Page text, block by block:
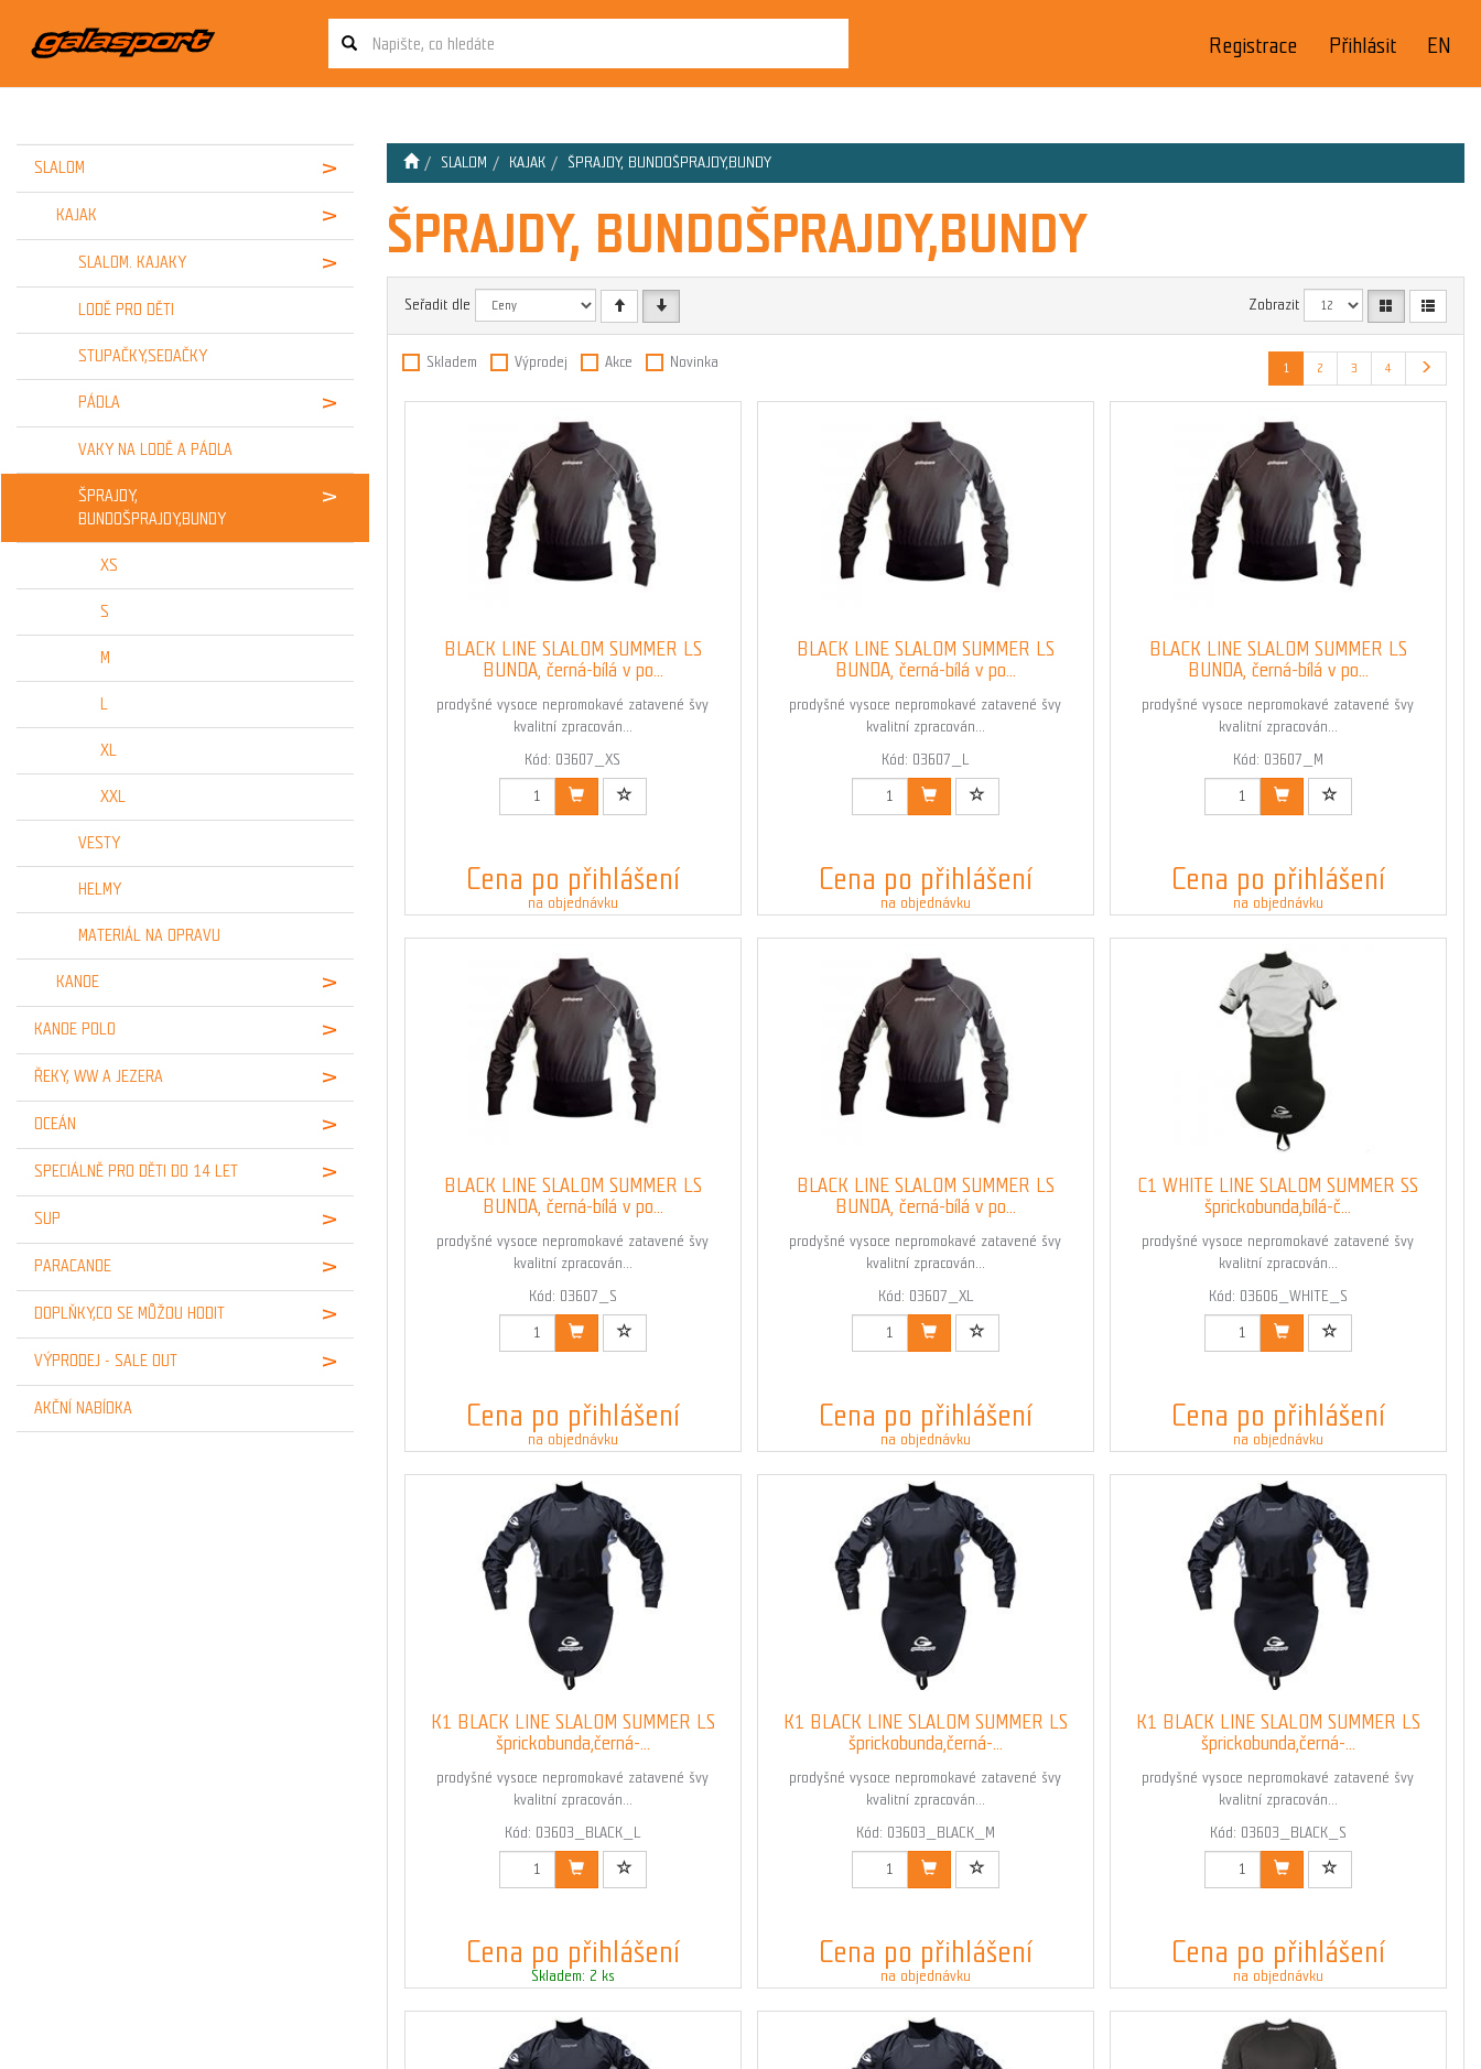
EN
Registrace Přihlásit
SLALOM
KAJAK
SLALOM. KAJAKY
LODĚ PRO DĚTI
STUPAČKY,SEDAČKY
PÁDLA
VAKY NA LODĚ A PÁDLA
ŠPRAJDY,
BUNDOŠPRAJDY,BUNDY
XS
S
M
XL
XXL
VESTY
HELMY
MATERIÁL NA OPRAVU
KANOE
KANOE POLO
ŘEKY, WW A JEZERA
OCEÁN
SPECIÁLNĚ PRO DĚTI DO 14 LET
SUP
PARACANOE
DOPLŇKY,CO SE MŮŽOU HODIT
VÝPRODEJ - SALE OUT
AKČNÍ NABÍDKA
SLALOM KAJAK ŠPRAJDY, BUNDOŠPRAJDY,BUNDY
ŠPRAJDY, BUNDOŠPRAJDY,BUNDY
Seřadit dle Zobrazit
Skladem Výprodej Akce Novinka 1 2 3 4
BLACK LINE SLALOM SUMMER LS
BUNDA, černá-bílá v po...
prodyšné vysoce nepromokavé zatavené švy
kvalitní zpracován...
Kód: 03607_XS
Cena po přihlášení
na objednávku
BLACK LINE SLALOM SUMMER LS
BUNDA, černá-bílá v po...
prodyšné vysoce nepromokavé zatavené švy
kvalitní zpracován...
Kód: 03607_L
Cena po přihlášení
na objednávku
BLACK LINE SLALOM SUMMER LS
BUNDA, černá-bílá v po...
prodyšné vysoce nepromokavé zatavené švy
kvalitní zpracován...
Kód: 03607_M
Cena po přihlášení
na objednávku
BLACK LINE SLALOM SUMMER LS
BUNDA, černá-bílá v po...
prodyšné vysoce nepromokavé zatavené švy
kvalitní zpracován...
Kód: 03607_S
Cena po přihlášení
na objednávku
BLACK LINE SLALOM SUMMER LS
BUNDA, černá-bílá v po...
prodyšné vysoce nepromokavé zatavené švy
kvalitní zpracován...
Kód: 03607_XL
Cena po přihlášení
na objednávku
C1 WHITE LINE SLALOM SUMMER SS
šprickobunda,bílá-č...
prodyšné vysoce nepromokavé zatavené švy
kvalitní zpracován...
Kód: 03606_WHITE_S
Cena po přihlášení
na objednávku
K1 BLACK LINE SLALOM SUMMER LS
šprickobunda,černá-...
prodyšné vysoce nepromokavé zatavené švy
kvalitní zpracován...
Kód: 03603_BLACK_L
Cena po přihlášení
Skladem: 2 ks
K1 BLACK LINE SLALOM SUMMER LS
šprickobunda,černá-...
prodyšné vysoce nepromokavé zatavené švy
kvalitní zpracován...
Kód: 03603_BLACK_M
Cena po přihlášení
na objednávku
K1 BLACK LINE SLALOM SUMMER LS
šprickobunda,černá-...
prodyšné vysoce nepromokavé zatavené švy
kvalitní zpracován...
Kód: 03603_BLACK_S
Cena po přihlášení
na objednávku